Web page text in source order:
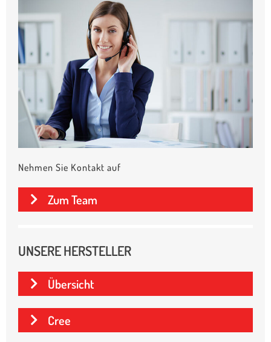
Nehmen Sie Kontakt auf
Zum Team
UNSERE HERSTELLER
Übersicht
Cree